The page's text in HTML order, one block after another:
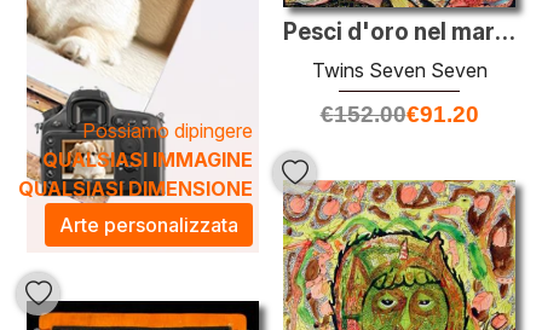
ricordi, rendendo il tuo ambiente ancora più speciale.
Possiamo dipingere
QUALSIASI IMMAGINE
QUALSIASI DIMENSIONE
Arte personalizzata
Pesci d'oro nel mare scuro
Twins Seven Seven
€152.00€91.20